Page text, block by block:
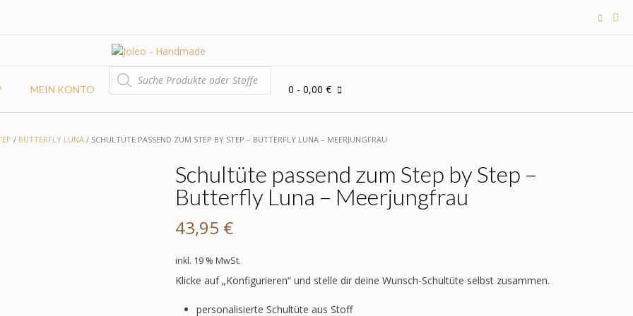
MEIN KONTO
PRODUCTS
SEARCH
0 - 0,00 €
/ BUTTERFLY LUNA / SCHULTÜTE PASSEND ZUM STEP BY STEP – BUTTERFLY LUNA – MEERJUNGFRAU
Schultüte passend zum Step by Step –
Butterfly Luna – Meerjungfrau
43,95 €
inkl. 19 % MwSt.
Klicke auf „Konfigurieren“ und stelle dir deine Wunsch-Schultüte selbst zusammen.
personalisierte Schultüte aus Stoff